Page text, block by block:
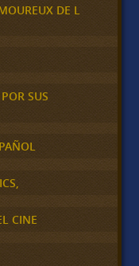
DE L
SUS
CINE